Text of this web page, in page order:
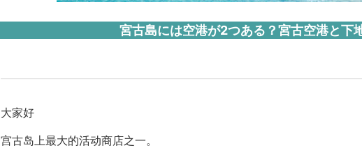
宮古島には空港が2つある？宮古空港と下
大家好
宫古岛上最大的活动商店之一。